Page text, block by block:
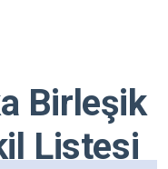
Birleşik
Listesi